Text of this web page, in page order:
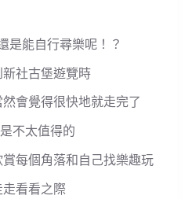
是能自行尋樂呢！？
新社古堡遊覽時
會覺得很快地就走完了
不太值得的
每個角落和自己找樂趣玩
走看看之際